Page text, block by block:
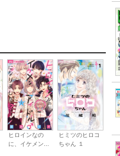
ヒロインなの
に、イケメン...
ヒミツのヒロコ
ちゃん １